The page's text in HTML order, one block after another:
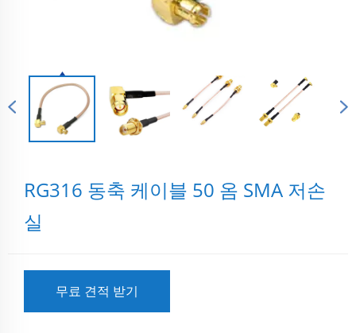
RG316 동축 케이블 50 옴 SMA 저손
실
무료 견적 받기